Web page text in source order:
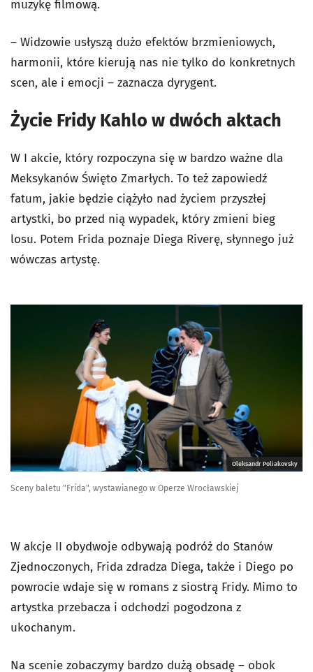
muzykę filmową.
– Widzowie usłyszą dużo efektów brzmieniowych,
harmonii, które kierują nas nie tylko do konkretnych
scen, ale i emocji – zaznacza dyrygent.
Życie Fridy Kahlo w dwóch aktach
W I akcie, który rozpoczyna się w bardzo ważne dla
Meksykanów Święto Zmarłych. To też zapowiedź
fatum, jakie będzie ciążyło nad życiem przyszłej
artystki, bo przed nią wypadek, który zmieni bieg
losu. Potem Frida poznaje Diega Riverę, słynnego już
wówczas artystę.
Oleksandr Poliakovsky
Sceny baletu "Frida", wystawianego w Operze Wrocławskiej
W akcje II obydwoje odbywają podróż do Stanów
Zjednoczonych, Frida zdradza Diega, także i Diego po
powrocie wdaje się w romans z siostrą Fridy. Mimo to
artystka przebacza i odchodzi pogodzona z
ukochanym.
Na scenie zobaczymy bardzo dużą obsadę – obok